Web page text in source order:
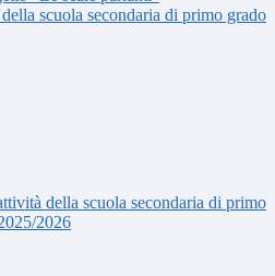
scuola secondaria di primo grado
della scuola secondaria di primo
2026